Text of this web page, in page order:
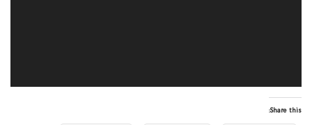
Share this: